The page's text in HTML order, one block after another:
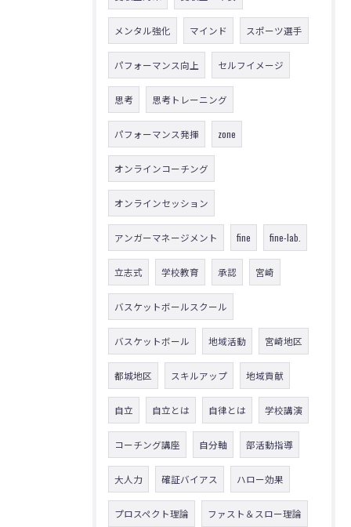
メンタル強化 マインド スポーツ選手
パフォーマンス向上 セルフイメージ
思考 思考トレーニング
パフォーマンス発揮 zone
オンラインコーチング
オンラインセッション
アンガーマネージメント fine fine-lab.
立志式 学校教育 承認 宮崎
バスケットボールスクール
バスケットボール 地域活動 宮崎地区
都城地区 スキルアップ 地域貢献
自立 自立とは 自律とは 学校講演
コーチング講座 自分軸 部活動指導
大人力 確証バイアス ハロー効果
プロスペクト理論 ファスト＆スロー理論